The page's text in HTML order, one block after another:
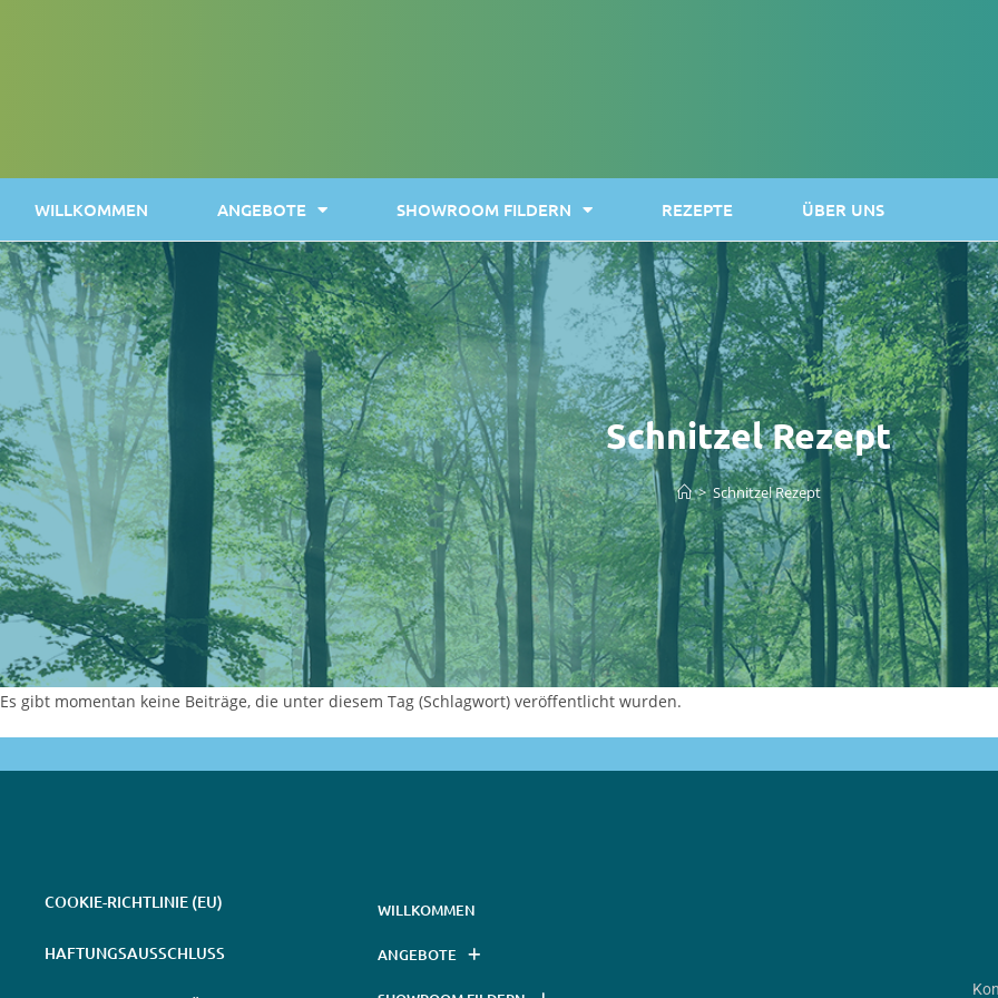
WILLKOMMEN ANGEBOTE SHOWROOM FILDERN REZEPTE ÜBER UNS
Schnitzel Rezept
> Schnitzel Rezept
Es gibt momentan keine Beiträge, die unter diesem Tag (Schlagwort) veröffentlicht wurden.
COOKIE-RICHTLINIE (EU)
HAFTUNGSAUSSCHLUSS
WILLKOMMEN
ANGEBOTE